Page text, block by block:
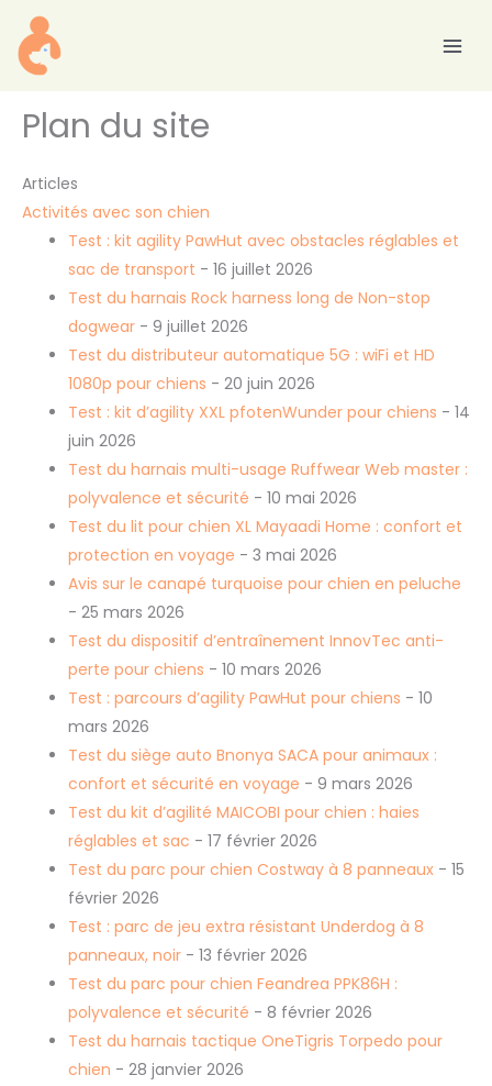
contenu
Plan du site
Articles
Activités avec son chien
Test : kit agility PawHut avec obstacles réglables et
sac de transport - 16 juillet 2026
Test du harnais Rock harness long de Non-stop
dogwear - 9 juillet 2026
Test du distributeur automatique 5G : wiFi et HD
1080p pour chiens - 20 juin 2026
Test : kit d’agility XXL pfotenWunder pour chiens - 14
juin 2026
Test du harnais multi-usage Ruffwear Web master :
polyvalence et sécurité - 10 mai 2026
Test du lit pour chien XL Mayaadi Home : confort et
protection en voyage - 3 mai 2026
Avis sur le canapé turquoise pour chien en peluche
- 25 mars 2026
Test du dispositif d’entraînement InnovTec anti-
perte pour chiens - 10 mars 2026
Test : parcours d’agility PawHut pour chiens - 10
mars 2026
Test du siège auto Bnonya SACA pour animaux :
confort et sécurité en voyage - 9 mars 2026
Test du kit d’agilité MAICOBI pour chien : haies
réglables et sac - 17 février 2026
Test du parc pour chien Costway à 8 panneaux - 15
février 2026
Test : parc de jeu extra résistant Underdog à 8
panneaux, noir - 13 février 2026
Test du parc pour chien Feandrea PPK86H :
polyvalence et sécurité - 8 février 2026
Test du harnais tactique OneTigris Torpedo pour
chien - 28 janvier 2026